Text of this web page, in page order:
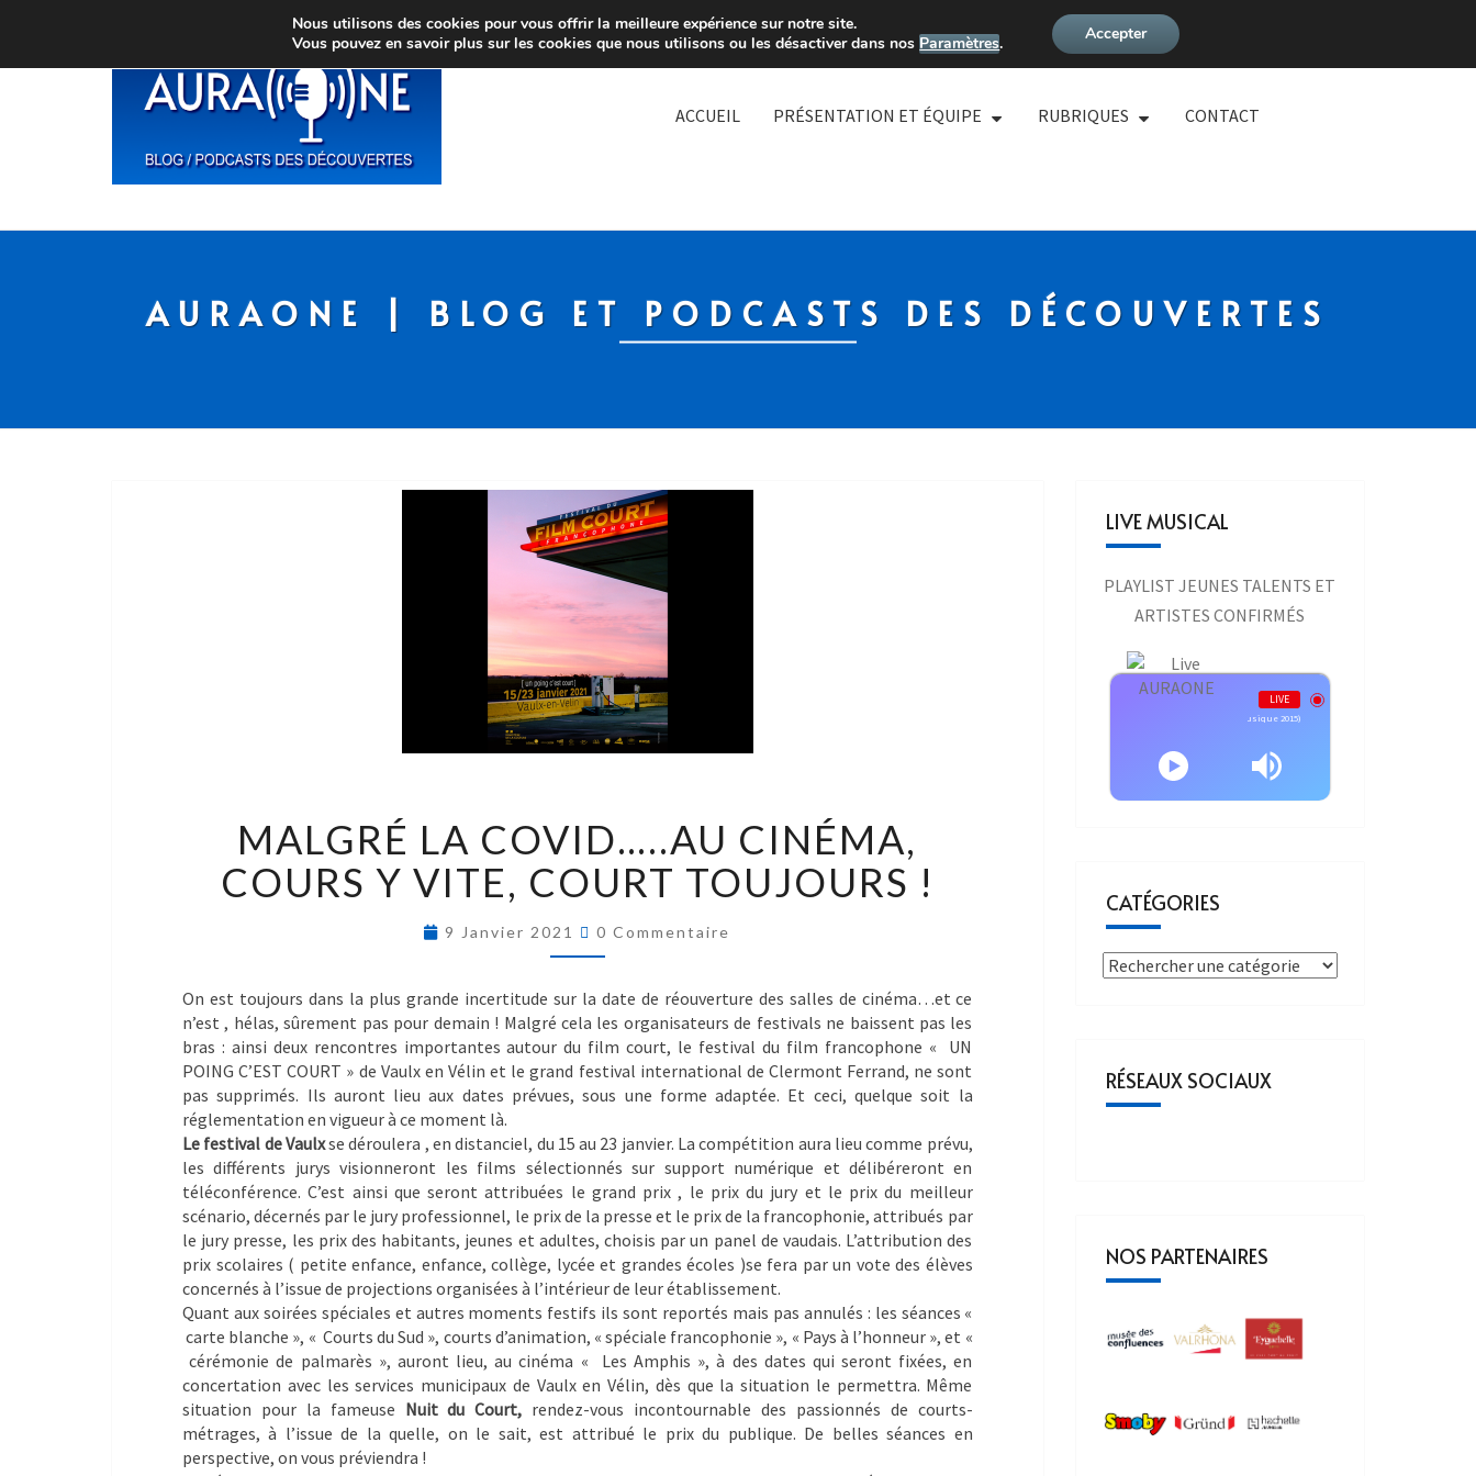
ACCUEIL PRÉSENTATION ET ÉQUIPE RUBRIQUES CONTACT
AURAONE | BLOG ET PODCASTS DES DÉCOUVERTES
MALGRÉ LA COVID…..AU CINÉMA,
COURS Y VITE, COURT TOUJOURS !
9 Janvier 2021 0 Commentaire
On est toujours dans la plus grande incertitude sur la date de réouverture des salles de cinéma…et ce
n’est , hélas, sûrement pas pour demain ! Malgré cela les organisateurs de festivals ne baissent pas les
bras : ainsi deux rencontres importantes autour du film court, le festival du film francophone « UN
POING C’EST COURT » de Vaulx en Vélin et le grand festival international de Clermont Ferrand, ne sont
pas supprimés. Ils auront lieu aux dates prévues, sous une forme adaptée. Et ceci, quelque soit la
réglementation en vigueur à ce moment là.
Le festival de Vaulxse déroulera , en distanciel, du 15 au 23 janvier. La compétition aura lieu comme prévu,
les différents jurys visionneront les films sélectionnés sur support numérique et délibéreront en
téléconférence. C’est ainsi que seront attribuées le grand prix , le prix du jury et le prix du meilleur
scénario, décernés par le jury professionnel, le prix de la presse et le prix de la francophonie, attribués par
le jury presse, les prix des habitants, jeunes et adultes, choisis par un panel de vaudais. L’attribution des
prix scolaires ( petite enfance, enfance, collège, lycée et grandes écoles )se fera par un vote des élèves
concernés à l’issue de projections organisées à l’intérieur de leur établissement.
Quant aux soirées spéciales et autres moments festifs ils sont reportés mais pas annulés : les séances «
carte blanche », « Courts du Sud », courts d’animation, « spéciale francophonie », « Pays à l’honneur », et «
cérémonie de palmarès », auront lieu, au cinéma « Les Amphis », à des dates qui seront fixées, en
concertation avec les services municipaux de Vaulx en Vélin, dès que la situation le permettra. Même
situation pour la fameuse Nuit du Court, rendez-vous incontournable des passionnés de courts-
métrages, à l’issue de la quelle, on le sait, est attribué le prix du publique. De belles séances en
perspective, on vous préviendra !
LIVE MUSICAL
PLAYLIST JEUNES TALENTS ET
ARTISTES CONFIRMÉS
Live AURAONE
LIVE
Jean - Jean Louis Aubert - Un autre monde (Victoires de la Musique 2015)
CATÉGORIES
RÉSEAUX SOCIAUX
NOS PARTENAIRES
Nous utilisons des cookies pour vous offrir la meilleure expérience sur notre site.
Vous pouvez en savoir plus sur les cookies que nous utilisons ou les désactiver dans nosParamètres. Accepter